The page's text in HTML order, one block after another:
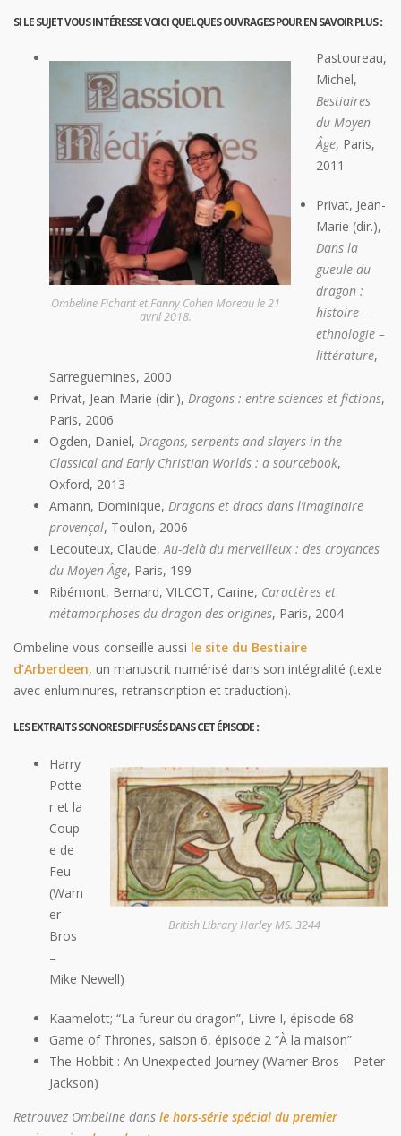
SI LE SUJET VOUS INTÉRESSE VOICI QUELQUES OUVRAGES POUR EN SAVOIR PLUS:
Ombeline Fichant et Fanny Cohen Moreau le 21
avril 2018.
Pastoureau,
Michel,
Bestiaires
du Moyen
Âge, Paris,
2011
Privat, Jean-
Marie (dir.),
Dans la
gueule du
dragon :
histoire –
ethnologie –
littérature,
Sarreguemines, 2000
Privat, Jean-Marie (dir.), Dragons : entre sciences et fictions,
Paris, 2006
Ogden, Daniel, Dragons, serpents and slayers in the
Classical and Early Christian Worlds : a sourcebook,
Oxford, 2013
Amann, Dominique, Dragons et dracs dans l’imaginaire
provençal, Toulon, 2006
Lecouteux, Claude,Au-delà du merveilleux : des croyances
du Moyen Âge, Paris, 199
Ribémont, Bernard, VILCOT, Carine, Caractères et
métamorphoses du dragon des origines, Paris, 2004
Ombeline vous conseille aussi le site du Bestiaire
d’Arberdeen, un manuscrit numérisé dans son intégralité (texte
avec enluminures, retranscription et traduction).
LES EXTRAITS SONORES DIFFUSÉS DANS CET ÉPISODE :
British Library Harley MS. 3244
Harry
Potte
r et la
Coup
e de
Feu
(Warn
er
Bros
–
Mike Newell)
Kaamelott; “La fureur du dragon”, Livre I, épisode 68
Game of Thrones, saison 6, épisode 2 “À la maison”
The Hobbit : An Unexpected Journey (Warner Bros – Peter
Jackson)
Retrouvez Ombeline dans le hors-série spécial du premier